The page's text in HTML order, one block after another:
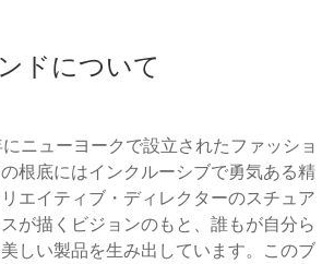
ドについて
ニューヨークで設立されたファッショ
根底にはインクルーシブで勇気ある精
エイティブ・ディレクターのスチュア
が描くビジョンのもと、誰もが自分ら
しい製品を生み出しています。このブ